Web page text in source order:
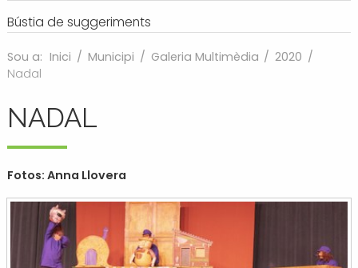
Bústia de suggeriments
Sou a: Inici / Municipi / Galeria Multimèdia / 2020 /
Nadal
NADAL
Fotos: Anna Llovera